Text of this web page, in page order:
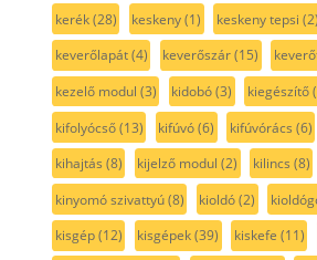
kerék(28) keskeny(1) keskeny tepsi (2)
keverőlapát(4) keverőszár(15)
kezelő modul (3) kidobó(3) kiegészítő
kifolyócső(13) kifúvó(6) kifúvórács (6)
kihajtás (8) kijelző modul (2) kilincs (8)
kinyomó szivattyú(8) kioldó(2)
kisgép(12) kisgépek(39) kiskefe (11)